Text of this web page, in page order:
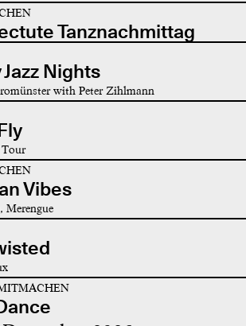
Tanznachmittag
Nights
with Peter Zihlmann
Vibes
Merengue